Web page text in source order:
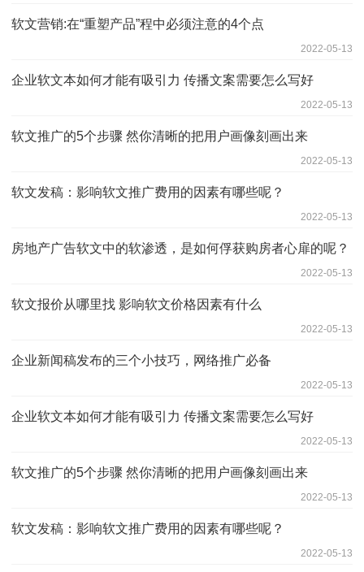
软文营销:在“重塑产品”程中必须注意的4个点
2022-05-13
企业软文本如何才能有吸引力 传播文案需要怎么写好
2022-05-13
软文推广的5个步骤 然你清晰的把用户画像刻画出来
2022-05-13
软文发稿：影响软文推广费用的因素有哪些呢？
2022-05-13
房地产广告软文中的软渗透，是如何俘获购房者心扉的呢？
2022-05-13
软文报价从哪里找 影响软文价格因素有什么
2022-05-13
企业新闻稿发布的三个小技巧，网络推广必备
2022-05-13
企业软文本如何才能有吸引力 传播文案需要怎么写好
2022-05-13
软文推广的5个步骤 然你清晰的把用户画像刻画出来
2022-05-13
软文发稿：影响软文推广费用的因素有哪些呢？
2022-05-13